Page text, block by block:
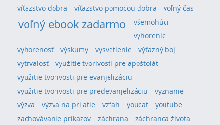
víťazstvo dobra
víťazstvo pomocou dobra voľný čas
voľný ebook zadarmo
všemohúci
vyhorenie
vyhorenosť
výskumy vysvetlenie
výťazný boj
vytrvalosť
využitie tvorivosti pre apoštolát
využitie tvorivosti pre evanjelizáciu
využitie tvorivosti pre predevanjelizáciu
vyznanie
výzva
výzva na prijatie vzťah youcat
youtube
zachovávanie príkazov
záchrana
záchranca života